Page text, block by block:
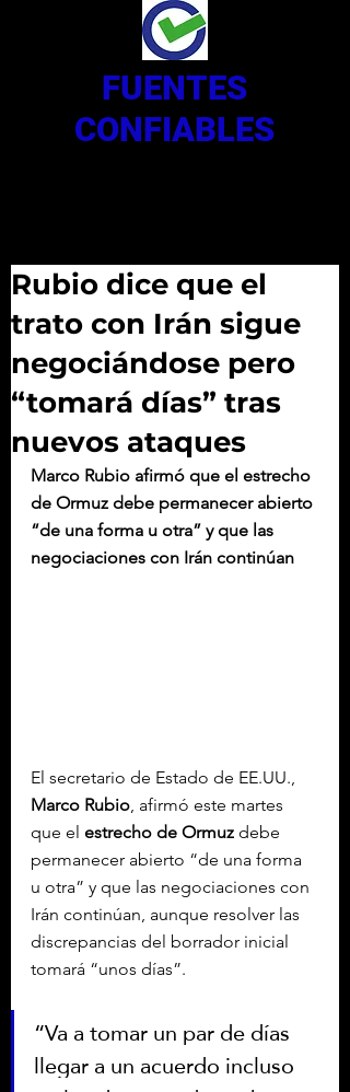
FUENTES
CONFIABLES
Rubio dice que el
trato con Irán sigue
negociándose pero
“tomará días” tras
nuevos ataques
Marco Rubio afirmó que el estrecho
de Ormuz debe permanecer abierto
“de una forma u otra” y que las
negociaciones con Irán continúan
El secretario de Estado de EE.UU.,
Marco Rubio, afirmó este martes
que el estrecho de Ormuz debe
permanecer abierto “de una forma
u otra” y que las negociaciones con
Irán continúan, aunque resolver las
discrepancias del borrador inicial
tomará “unos días”.
“Va a tomar un par de días
llegar a un acuerdo incluso